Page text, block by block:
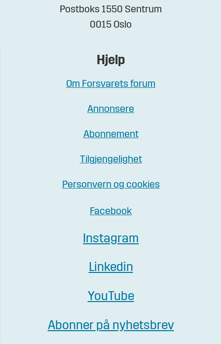
Postboks 1550 Sentrum
0015 Oslo
Hjelp
Om Forsvarets forum
Annonsere
Abonnement
Tilgjengelighet
Personvern og cookies
Facebook
Instagram
Linkedin
YouTube
Abonner på nyhetsbrev